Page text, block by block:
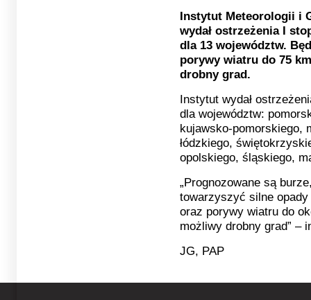
Instytut Meteorologii i
wydał ostrzeżenia I
dla 13 województw.
porywy wiatru do 75
drobny grad.
Instytut wydał
dla województw:
kujawsko-pomorskiego,
łódzkiego,
opolskiego, śląskiego,
„Prognozowane są
towarzyszyć silne opady
oraz porywy wiatru do
możliwy drobny grad” –
JG, PAP